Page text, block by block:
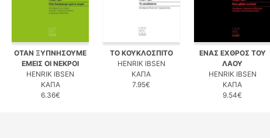
ΟΤΑΝ ΞΥΠΝΗΣΟΥΜΕ
ΕΜΕΙΣ ΟΙ ΝΕΚΡΟΙ
HENRIK IBSEN
ΚΑΠΑ
6.36€
ΤΟ ΚΟΥΚΛΟΣΠΙΤΟ
HENRIK IBSEN
ΚΑΠΑ
7.95€
ΕΝΑΣ ΕΧΘΡΟΣ ΤΟΥ
ΛΑΟΥ
HENRIK IBSEN
ΚΑΠΑ
9.54€